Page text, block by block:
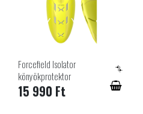
Forcefield Isolator
könyökprotektor
15 990 Ft